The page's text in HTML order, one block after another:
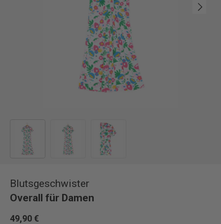
Nächste
Blutsgeschwister
Overall für Damen
49,90 €